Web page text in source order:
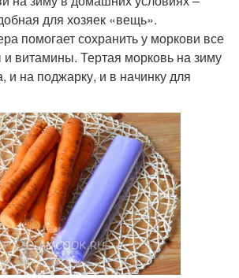
для хозяек «вещь».
помогает сохранить у моркови все
витамины. Тертая морковь на зиму
и на поджарку, и в начинку для